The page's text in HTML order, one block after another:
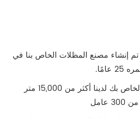
إنشاء مصنع المظلات الخاص بنا في
2. ما هو حجم المصنع الخاص بك لدينا أكثر من 15,000 متر